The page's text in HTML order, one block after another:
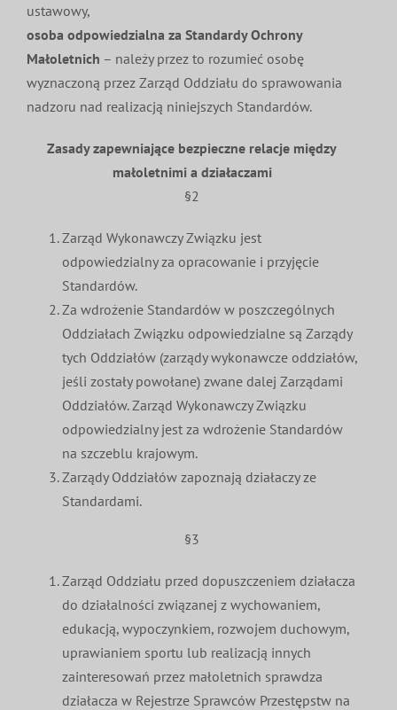
ustawowy,
osoba odpowiedzialna za Standardy Ochrony
Małoletnich – należy przez to rozumieć osobę
wyznaczoną przez Zarząd Oddziału do sprawowania
nadzoru nad realizacją niniejszych Standardów.
Zasady zapewniające bezpieczne relacje między
małoletnimi a działaczami
§2
Zarząd Wykonawczy Związku jest
odpowiedzialny za opracowanie i przyjęcie
Standardów.
Za wdrożenie Standardów w poszczególnych
Oddziałach Związku odpowiedzialne są Zarządy
tych Oddziałów (zarządy wykonawcze oddziałów,
jeśli zostały powołane) zwane dalej Zarządami
Oddziałów. Zarząd Wykonawczy Związku
odpowiedzialny jest za wdrożenie Standardów
na szczeblu krajowym.
Zarządy Oddziałów zapoznają działaczy ze
Standardami.
§3
Zarząd Oddziału przed dopuszczeniem działacza
do działalności związanej z wychowaniem,
edukacją, wypoczynkiem, rozwojem duchowym,
uprawianiem sportu lub realizacją innych
zainteresowań przez małoletnich sprawdza
działacza w Rejestrze Sprawców Przestępstw na